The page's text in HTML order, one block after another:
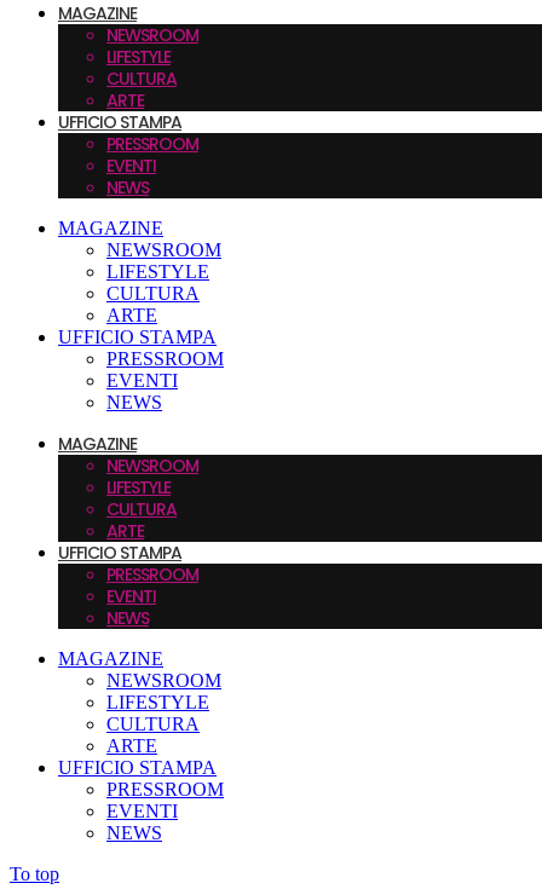
MAGAZINE
NEWSROOM
LIFESTYLE
CULTURA
ARTE
UFFICIO STAMPA
PRESSROOM
EVENTI
NEWS
MAGAZINE
NEWSROOM
LIFESTYLE
CULTURA
ARTE
UFFICIO STAMPA
PRESSROOM
EVENTI
NEWS
MAGAZINE
NEWSROOM
LIFESTYLE
CULTURA
ARTE
UFFICIO STAMPA
PRESSROOM
EVENTI
NEWS
MAGAZINE
NEWSROOM
LIFESTYLE
CULTURA
ARTE
UFFICIO STAMPA
PRESSROOM
EVENTI
NEWS
To top